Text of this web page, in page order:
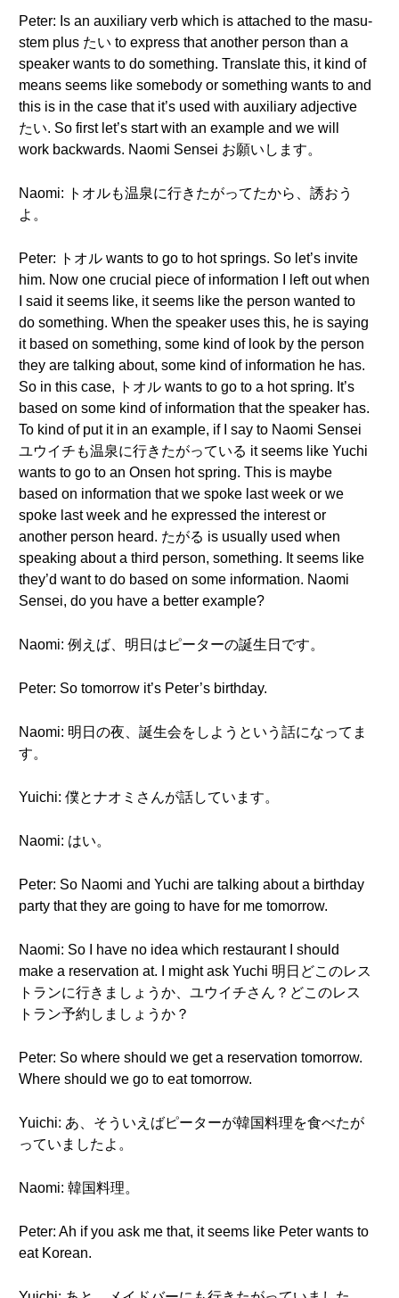
Peter: Is an auxiliary verb which is attached to the masu-
stem plus たい to express that another person than a
speaker wants to do something. Translate this, it kind of
means seems like somebody or something wants to and
this is in the case that it’s used with auxiliary adjective
たい. So first let’s start with an example and we will
work backwards. Naomi Sensei お願いします。
Naomi: トオルも温泉に行きたがってたから、誘おう
よ。
Peter: トオル wants to go to hot springs. So let’s invite
him. Now one crucial piece of information I left out when
I said it seems like, it seems like the person wanted to
do something. When the speaker uses this, he is saying
it based on something, some kind of look by the person
they are talking about, some kind of information he has.
So in this case, トオル wants to go to a hot spring. It’s
based on some kind of information that the speaker has.
To kind of put it in an example, if I say to Naomi Sensei
ユウイチも温泉に行きたがっている it seems like Yuchi
wants to go to an Onsen hot spring. This is maybe
based on information that we spoke last week or we
spoke last week and he expressed the interest or
another person heard. たがる is usually used when
speaking about a third person, something. It seems like
they’d want to do based on some information. Naomi
Sensei, do you have a better example?
Naomi: 例えば、明日はピーターの誕生日です。
Peter: So tomorrow it’s Peter’s birthday.
Naomi: 明日の夜、誕生会をしようという話になってま
す。
Yuichi: 僕とナオミさんが話しています。
Naomi: はい。
Peter: So Naomi and Yuchi are talking about a birthday
party that they are going to have for me tomorrow.
Naomi: So I have no idea which restaurant I should
make a reservation at. I might ask Yuchi 明日どこのレス
トランに行きましょうか、ユウイチさん？どこのレス
トラン予約しましょうか？
Peter: So where should we get a reservation tomorrow.
Where should we go to eat tomorrow.
Yuichi: あ、そういえばピーターが韓国料理を食べたが
っていましたよ。
Naomi: 韓国料理。
Peter: Ah if you ask me that, it seems like Peter wants to
eat Korean.